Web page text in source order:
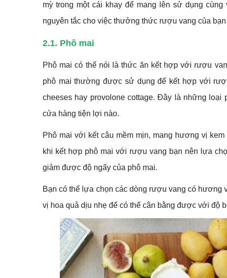
mỳ trong một cái khay để mang lên sử dụng
nguyên tắc cho việc thưởng thức rượu vang của
2.1. Phô mai
Phô mai có thể nói là thức ăn kết hợp với rượu
phô mai thường được sử dụng để kết hợp với
cheeses hay provolone cottage. Đây là những
cửa hàng tiện lợi nào.
Phô mai với kết câu mềm mịn, mang hương vị
khi kết hợp phô mai với rượu vang bạn nên lựa
giảm được độ ngấy của phô mai.
Bạn có thể lựa chọn các dòng rượu vang có
vị hoa quả dịu nhẹ để có thể cân bằng được với độ